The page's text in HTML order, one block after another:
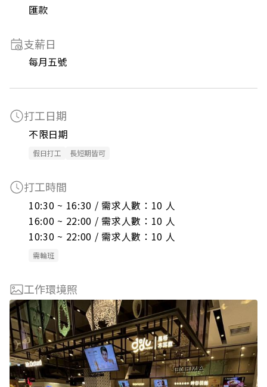
匯款
支薪日
每月五號
打工日期
不限日期
假日打工 長短期皆可
打工時間
10:30 ~ 16:30 / 需求人數：10 人
16:00 ~ 22:00 / 需求人數：10 人
10:30 ~ 22:00 / 需求人數：10 人
需輪班
工作環境照